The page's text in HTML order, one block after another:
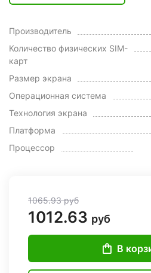
Производитель
Количество физических SIM-
карт
Размер экрана
Операционная система
Технология экрана
Платформа
Процессор
1065.93руб
1012.63 руб
В